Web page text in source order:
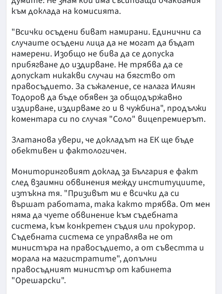
към доклада на комисията.
"Всички осъдени биват намирани. Единични са
случаите осъдени лица да не могат да бъдат
намерени. Изобщо не бива да се допуска
прибягване до издирване. Не трябва да се
допускат никакви случаи на бягство от
правосъдието. За съжаление, се налага Илиян
Тодоров да бъде обявен за общодържавно
издирване, издирваме го и в чужбина", продължи
коментара си по случая "Соло" вицепремиерът.
Златанова увери, че докладът на ЕК ще бъде
обективен и фактологичен.
Мониторинговият доклад за България е факт
след взаимни обвинения между институциите,
изтъкна тя. "Призивът ми е всички да си
вършат работата, така както трябва. От мен
няма да чуете обвинение към съдебната
система, към конкретен съдия или прокурор.
Съдебната система се управлява не от
министъра на правосъдието, а от съвестта и
морала на магистратите", допълни
правосъдният министър от кабинета
"Орешарски".